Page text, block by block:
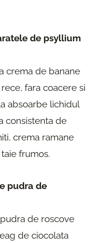
de psyllium
crema de banane
fara coacere si
absoarbe lichidul
consistenta de
crema ramane
frumos.
pudra de
de roscove
de ciocolata